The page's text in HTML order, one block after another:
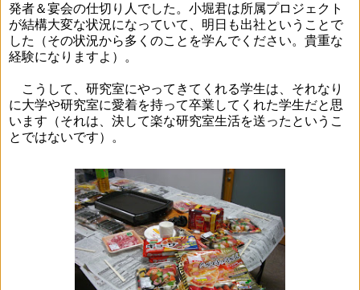
発者＆宴会の仕切り人でした。小堀君は所属プロジェクト
が結構大変な状況になっていて、明日も出社ということで
した（その状況から多くのことを学んでください。貴重な
経験になりますよ）。
こうして、研究室にやってきてくれる学生は、それなり
に大学や研究室に愛着を持って卒業してくれた学生だと思
います（それは、決して楽な研究室生活を送ったというこ
とではないです）。